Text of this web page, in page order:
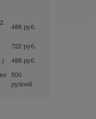
488 руб.
722 руб.
488 руб.
500
рублей